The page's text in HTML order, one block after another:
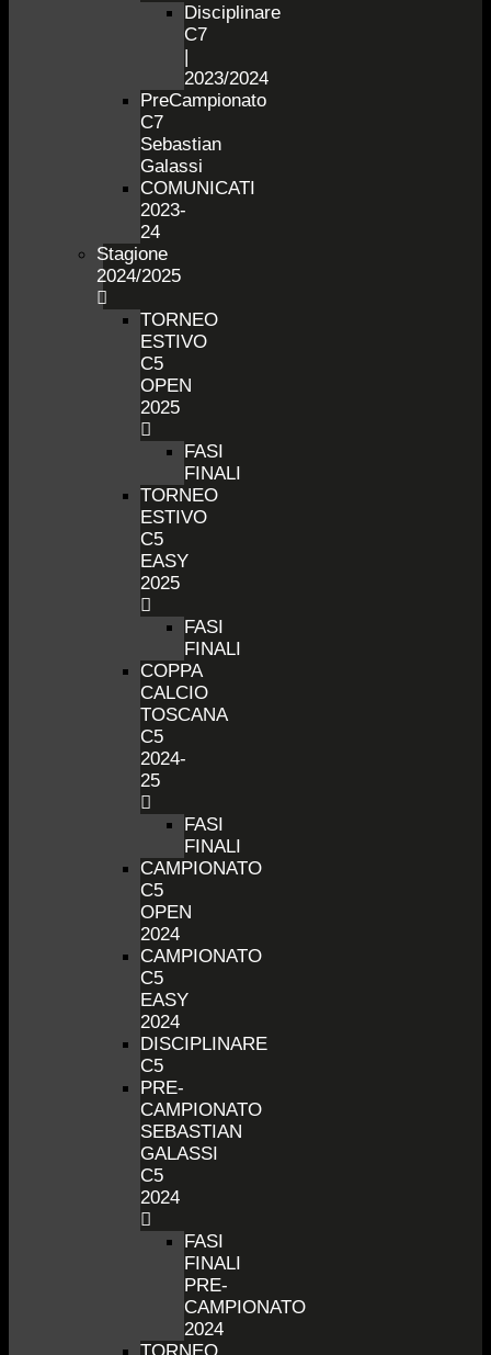
Disciplinare
C7
|
2023/2024
PreCampionato
C7
Sebastian
Galassi
COMUNICATI
2023-
24
Stagione
2024/2025
TORNEO
ESTIVO
C5
OPEN
2025
FASI
FINALI
TORNEO
ESTIVO
C5
EASY
2025
FASI
FINALI
COPPA
CALCIO
TOSCANA
C5
2024-
25
FASI
FINALI
CAMPIONATO
C5
OPEN
2024
CAMPIONATO
C5
EASY
2024
DISCIPLINARE
C5
PRE-
CAMPIONATO
SEBASTIAN
GALASSI
C5
2024
FASI
FINALI
PRE-
CAMPIONATO
2024
TORNEO